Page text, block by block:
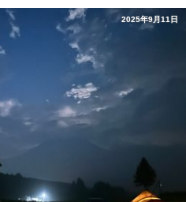
2025年9月11日